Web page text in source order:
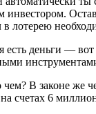
в лотерею
есть деньги —
В законе же
счетах 6